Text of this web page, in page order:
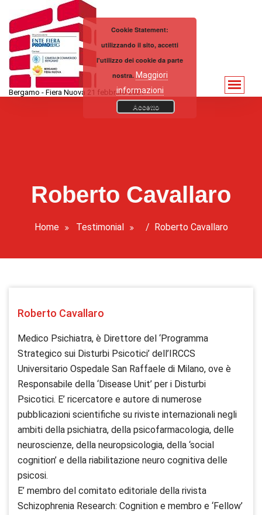
contenuto
Bergamo - Fiera Nuova 21 febbraio 2021
Roberto Cavallaro
Home Testimonial / Roberto Cavallaro
Roberto Cavallaro
Medico Psichiatra, è Direttore del ‘Programma
Strategico sui Disturbi Psicotici’ dell’IRCCS
Universitario Ospedale San Raffaele di Milano, ove è
Responsabile della ‘Disease Unit’ per i Disturbi
Psicotici. E’ ricercatore e autore di numerose
pubblicazioni scientifiche su riviste internazionali negli
ambiti della psichiatra, della psicofarmacologia, delle
neuroscienze, della neuropsicologia, della ‘social
cognition’ e della riabilitazione neuro cognitiva delle
psicosi.
E’ membro del comitato editoriale della rivista
Schizophrenia Research: Cognition e membro e ‘Fellow’
Cookie Statement:
utilizzando il sito, accetti
l'utilizzo dei cookie da parte
nostra. Maggiori
informazioni
Accetto